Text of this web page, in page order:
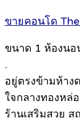
ขายคอนโด
ขนาด 1 ห้องน
.
อยู่ตรงข้ามห้าง
ใจกลางทองหล่
ร้านเสริมสวย